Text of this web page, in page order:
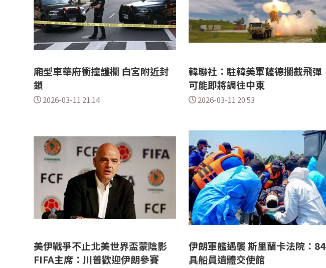
廂型車華府衝撞護欄 白宮附近封
鎖
2026-03-11 21:14
韓聯社：駐韓美軍薩德攔截飛彈
可能即將調往中東
2026-03-11 20:53
美伊戰爭不止北美世界盃蒙陰影
FIFA主席：川普歡迎伊朗參賽
伊朗軍艦遇襲 斯里蘭卡法院：84
具船員遺體交使館